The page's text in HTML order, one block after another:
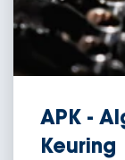
APK -
Keuring